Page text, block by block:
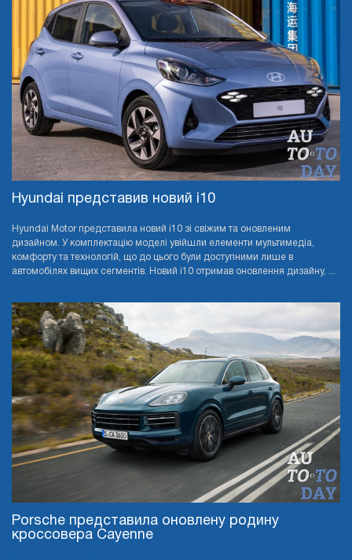
Hyundai представив новий i10
Hyundai Motor представила новий i10 зі свіжим та оновленим
дизайном. У комплектацію моделі увійшли елементи мультимедіа,
комфорту та технологій, що до цього були доступними лише в
автомобілях вищих сегментів. Новий i10 отримав оновлення дизайну, ...
Porsche представила оновлену родину
кроссовера Cayenne